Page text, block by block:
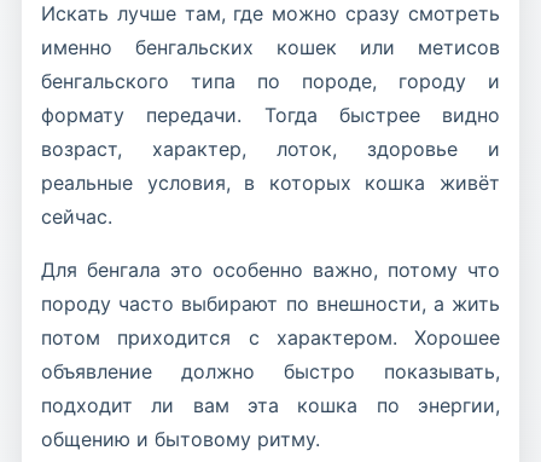
Искать лучше там, где можно сразу смотреть
именно бенгальских кошек или метисов
бенгальского типа по породе, городу и
формату передачи. Тогда быстрее видно
возраст, характер, лоток, здоровье и
реальные условия, в которых кошка живёт
сейчас.
Для бенгала это особенно важно, потому что
породу часто выбирают по внешности, а жить
потом приходится с характером. Хорошее
объявление должно быстро показывать,
подходит ли вам эта кошка по энергии,
общению и бытовому ритму.